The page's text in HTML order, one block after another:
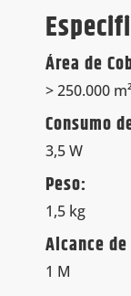
Área de
> 250.000 m²
Consumo
3,5 W
Peso:
1,5 kg
Alcance
1 M